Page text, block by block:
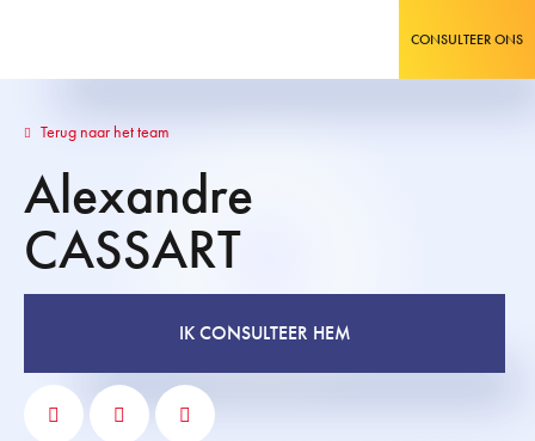
CONSULTEER ONS
Terug naar het team
Alexandre
CASSART
IK CONSULTEER HEM